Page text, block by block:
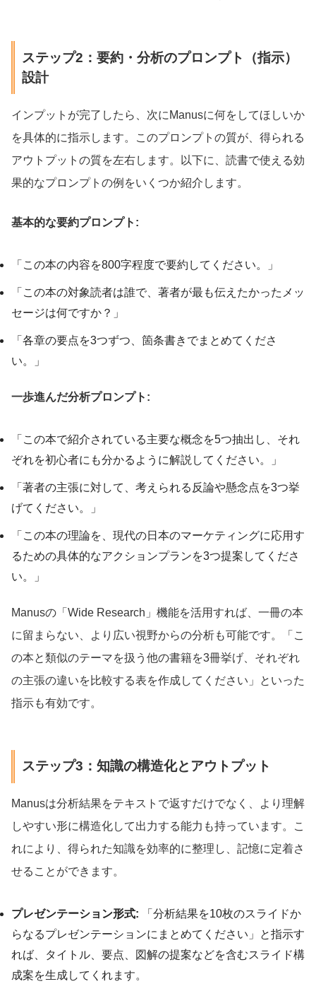
ステップ2：要約・分析のプロンプト（指示）
設計
インプットが完了したら、次にManusに何をしてほしいか
を具体的に指示します。このプロンプトの質が、得られる
アウトプットの質を左右します。以下に、読書で使える効
果的なプロンプトの例をいくつか紹介します。
基本的な要約プロンプト:
「この本の内容を800字程度で要約してください。」
「この本の対象読者は誰で、著者が最も伝えたかったメッ
セージは何ですか？」
「各章の要点を3つずつ、箇条書きでまとめてくださ
い。」
一歩進んだ分析プロンプト:
「この本で紹介されている主要な概念を5つ抽出し、それ
ぞれを初心者にも分かるように解説してください。」
「著者の主張に対して、考えられる反論や懸念点を3つ挙
げてください。」
「この本の理論を、現代の日本のマーケティングに応用す
るための具体的なアクションプランを3つ提案してくださ
い。」
Manusの「Wide Research」機能を活用すれば、一冊の本
に留まらない、より広い視野からの分析も可能です。「こ
の本と類似のテーマを扱う他の書籍を3冊挙げ、それぞれ
の主張の違いを比較する表を作成してください」といった
指示も有効です。
ステップ3：知識の構造化とアウトプット
Manusは分析結果をテキストで返すだけでなく、より理解
しやすい形に構造化して出力する能力も持っています。こ
れにより、得られた知識を効率的に整理し、記憶に定着さ
せることができます。
プレゼンテーション形式: 「分析結果を10枚のスライドか
らなるプレゼンテーションにまとめてください」と指示す
れば、タイトル、要点、図解の提案などを含むスライド構
成案を生成してくれます。